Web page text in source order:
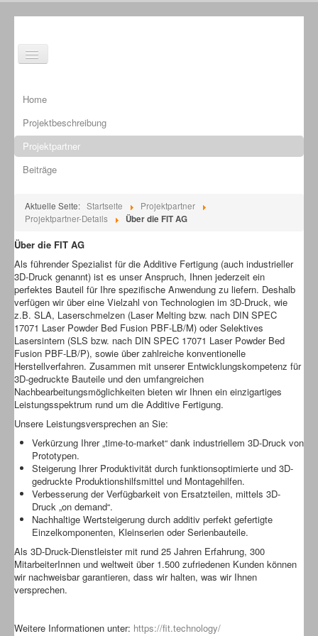
Toggle
Navigation
Home
Projektbeschreibung
Projektpartner
Beiträge
Aktuelle Seite: Startseite
Projektpartner
Projektpartner-Details
Über die FIT AG
Über die FIT AG
Als führender Spezialist für die Additive Fertigung (auch industrieller
3D-Druck genannt) ist es unser Anspruch, Ihnen jederzeit ein
perfektes Bauteil für Ihre spezifische Anwendung zu liefern. Deshalb
verfügen wir über eine Vielzahl von Technologien im 3D-Druck, wie
z.B. SLA, Laserschmelzen (Laser Melting bzw. nach DIN SPEC
17071 Laser Powder Bed Fusion PBF-LB/M) oder Selektives
Lasersintern (SLS bzw. nach DIN SPEC 17071 Laser Powder Bed
Fusion PBF-LB/P), sowie über zahlreiche konventionelle
Herstellverfahren. Zusammen mit unserer Entwicklungskompetenz für
3D-gedruckte Bauteile und den umfangreichen
Nachbearbeitungsmöglichkeiten bieten wir Ihnen ein einzigartiges
Leistungsspektrum rund um die Additive Fertigung.
Unsere Leistungsversprechen an Sie:
Verkürzung Ihrer „time-to-market“ dank industriellem 3D-Druck von
Prototypen.
Steigerung Ihrer Produktivität durch funktionsoptimierte und 3D-
gedruckte Produktionshilfsmittel und Montagehilfen.
Verbesserung der Verfügbarkeit von Ersatzteilen, mittels 3D-
Druck „on demand“.
Nachhaltige Wertsteigerung durch additiv perfekt gefertigte
Einzelkomponenten, Kleinserien oder Serienbauteile.
Als 3D-Druck-Dienstleister mit rund 25 Jahren Erfahrung, 300
MitarbeiterInnen und weltweit über 1.500 zufriedenen Kunden können
wir nachweisbar garantieren, dass wir halten, was wir Ihnen
versprechen.
Weitere Informationen unter: https://fit.technology/